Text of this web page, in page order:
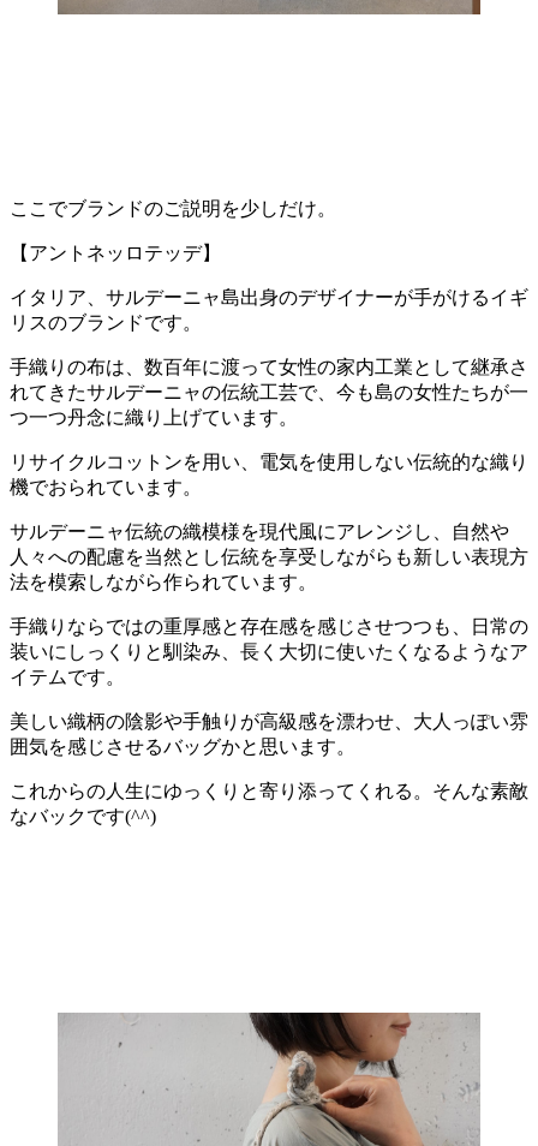
ここでブランドのご説明を少しだけ。
【アントネッロテッデ】
イタリア、サルデーニャ島出身のデザイナーが手がけるイギ
リスのブランドです。
手織りの布は、数百年に渡って女性の家内工業として継承さ
れてきたサルデーニャの伝統工芸で、今も島の女性たちが一
つ一つ丹念に織り上げています。
リサイクルコットンを用い、電気を使用しない伝統的な織り
機でおられています。
サルデーニャ伝統の織模様を現代風にアレンジし、自然や
人々への配慮を当然とし伝統を享受しながらも新しい表現方
法を模索しながら作られています。
手織りならではの重厚感と存在感を感じさせつつも、日常の
装いにしっくりと馴染み、長く大切に使いたくなるようなア
イテムです。
美しい織柄の陰影や手触りが高級感を漂わせ、大人っぽい雰
囲気を感じさせるバッグかと思います。
これからの人生にゆっくりと寄り添ってくれる。そんな素敵
なバックです(^^)